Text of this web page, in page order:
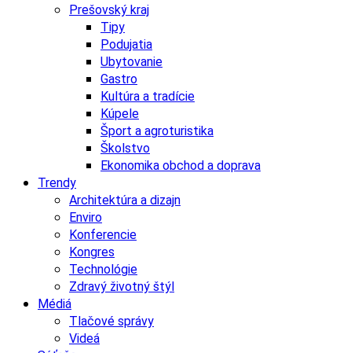
Prešovský kraj
Tipy
Podujatia
Ubytovanie
Gastro
Kultúra a tradície
Kúpele
Šport a agroturistika
Školstvo
Ekonomika obchod a doprava
Trendy
Architektúra a dizajn
Enviro
Konferencie
Kongres
Technológie
Zdravý životný štýl
Médiá
Tlačové správy
Videá